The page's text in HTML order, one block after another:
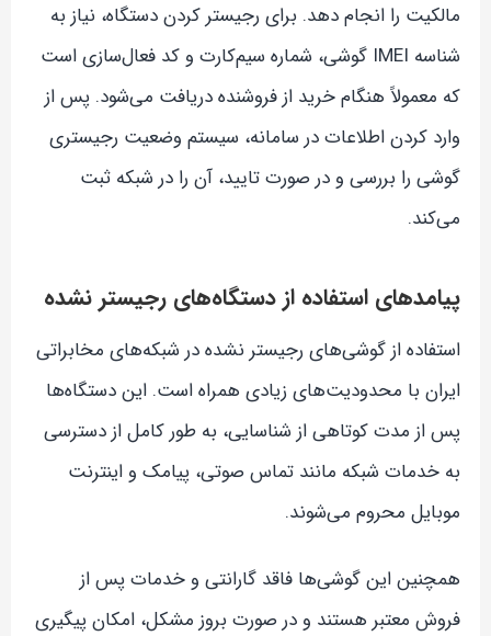
مالکیت را انجام دهد. برای رجیستر کردن دستگاه، نیاز به
شناسه IMEI گوشی، شماره سیم‌کارت و کد فعال‌سازی است
که معمولاً هنگام خرید از فروشنده دریافت می‌شود. پس از
وارد کردن اطلاعات در سامانه، سیستم وضعیت رجیستری
گوشی را بررسی و در صورت تایید، آن را در شبکه ثبت
می‌کند.
پیامدهای استفاده از دستگاه‌های رجیستر نشده
استفاده از گوشی‌های رجیستر نشده در شبکه‌های مخابراتی
ایران با محدودیت‌های زیادی همراه است. این دستگاه‌ها
پس از مدت کوتاهی از شناسایی، به طور کامل از دسترسی
به خدمات شبکه مانند تماس صوتی، پیامک و اینترنت
موبایل محروم می‌شوند.
همچنین این گوشی‌ها فاقد گارانتی و خدمات پس از
فروش معتبر هستند و در صورت بروز مشکل، امکان پیگیری